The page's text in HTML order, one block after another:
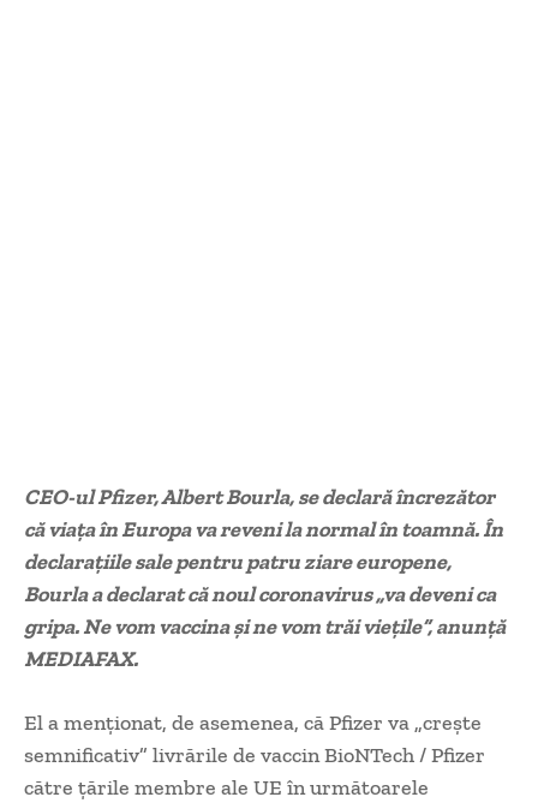
CEO-ul Pfizer, Albert Bourla, se declară încrezător
că viaţa în Europa va reveni la normal în toamnă. În
declaraţiile sale pentru patru ziare europene,
Bourla a declarat că noul coronavirus „va deveni ca
gripa. Ne vom vaccina şi ne vom trăi vieţile”, anunță
MEDIAFAX.
El a menţionat, de asemenea, că Pfizer va „creşte
semnificativ” livrările de vaccin BioNTech / Pfizer
către ţările membre ale UE în următoarele